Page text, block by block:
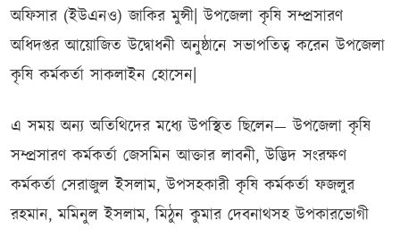
অফিসার (ইউএনও) জাকির মুন্সী| উপজেলা কৃষি সম্প্রসারণ
অধিদপ্তর আয়োজিত উদ্বোধনী অনুষ্ঠানে সভাপতিত্ব করেন উপজেলা
কৃষি কর্মকর্তা সাকলাইন হোসেন|
এ সময় অন্য অতিথিদের মধ্যে উপস্থিত ছিলেন— উপজেলা কৃষি
সম্প্রসারণ কর্মকর্তা জেসমিন আক্তার লাবনী, উদ্ভিদ সংরক্ষণ
কর্মকর্তা সেরাজুল ইসলাম, উপসহকারী কৃষি কর্মকর্তা ফজলুর
রহমান, মমিনুল ইসলাম, মিঠুন কুমার দেবনাথসহ উপকারভোগী